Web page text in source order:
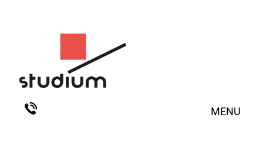
MENU